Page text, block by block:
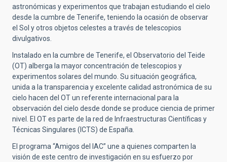
astronómicas y experimentos que trabajan estudiando el cielo
desde la cumbre de Tenerife, teniendo la ocasión de observar
el Sol y otros objetos celestes a través de telescopios
divulgativos.
Instalado en la cumbre de Tenerife, el Observatorio del Teide
(OT) alberga la mayor concentración de telescopios y
experimentos solares del mundo. Su situación geográfica,
unida a la transparencia y excelente calidad astronómica de su
cielo hacen del OT un referente internacional para la
observación del cielo desde donde se produce ciencia de primer
nivel. El OT es parte de la red de Infraestructuras Científicas y
Técnicas Singulares (ICTS) de España.
El programa “Amigos del IAC” une a quienes comparten la
visión de este centro de investigación en su esfuerzo por